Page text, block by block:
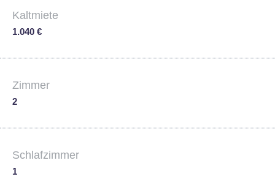
Kaltmiete
1.040 €
Zimmer
2
Schlafzimmer
1